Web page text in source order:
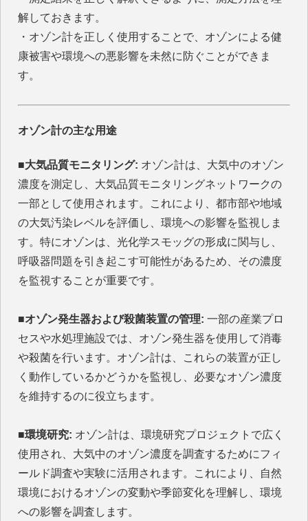
解しておきます。
・オゾン計を正しく使用することで、オゾンによる健
康被害や環境への悪影響を未然に防ぐことができま
す。
オゾン計の主な用途
■大気品質モニタリング: オゾン計は、大気中のオゾン
濃度を測定し、大気品質モニタリングネットワークの
一部として使用されます。これにより、都市部や地域
の大気汚染レベルを評価し、環境への影響を監視しま
す。特にオゾンは、光化学スモッグの形成に関与し、
呼吸器問題を引き起こす可能性があるため、その濃度
を監視することが重要です。
■オゾン発生器および殺菌装置の管理: 一部の産業プロ
セスや水処理施設では、オゾン発生器を使用して消毒
や殺菌を行います。オゾン計は、これらの装置が正し
く動作しているかどうかを監視し、必要なオゾン濃度
を維持するのに役立ちます。
■環境研究: オゾン計は、環境研究プロジェクトで広く
使用され、大気中のオゾン濃度を調査するためにフィ
ールド調査や実験に活用されます。これにより、自然
環境におけるオゾンの変動や季節変化を理解し、環境
への影響を調査します。